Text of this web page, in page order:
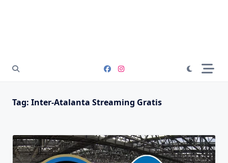
Tag: Inter-Atalanta Streaming Gratis